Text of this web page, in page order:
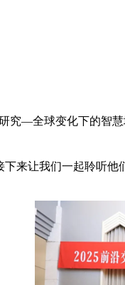
究—全球变化下的智
来让我们一起聆听他